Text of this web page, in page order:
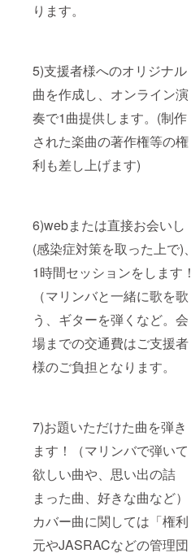
ります。
5)支援者様へのオリジナル
曲を作成し、オンライン演
奏で1曲提供します。(制作
された楽曲の著作権等の権
利も差し上げます)
6)webまたは直接お会いし
(感染症対策を取った上で)、
1時間セッションをします！
（マリンバと一緒に歌を歌
う、ギターを弾くなど。会
場までの交通費はご支援者
様のご負担となります。
7)お題いただけた曲を弾き
ます！（マリンバで弾いて
欲しい曲や、思い出の詰
まった曲、好きな曲など）
カバー曲に関しては「権利
元やJASRACなどの管理団